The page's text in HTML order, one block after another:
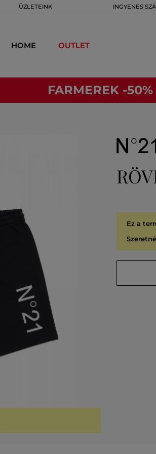
ÜZLETEINK INGYENES
HOME OUTLET
FARMEREK -50%
Ez a